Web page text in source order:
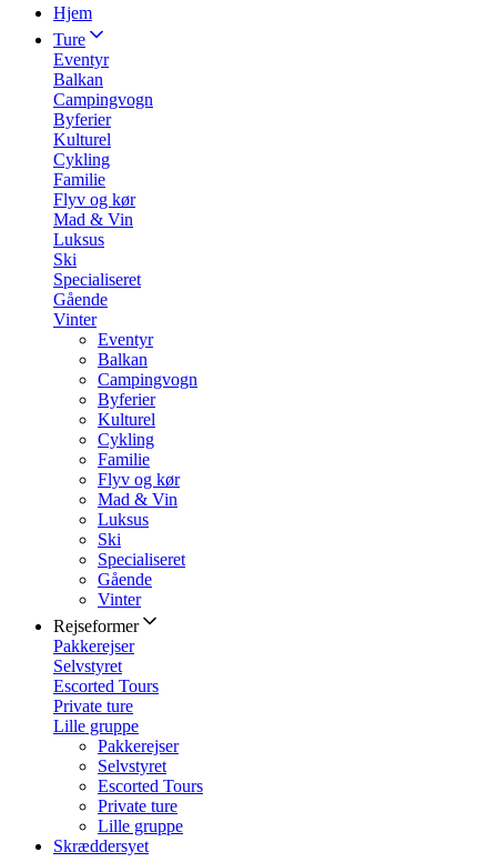
Hjem
Ture
Eventyr
Balkan
Campingvogn
Byferier
Kulturel
Cykling
Familie
Flyv og kør
Mad & Vin
Luksus
Ski
Specialiseret
Gående
Vinter
Eventyr
Balkan
Campingvogn
Byferier
Kulturel
Cykling
Familie
Flyv og kør
Mad & Vin
Luksus
Ski
Specialiseret
Gående
Vinter
Rejseformer
Pakkerejser
Selvstyret
Escorted Tours
Private ture
Lille gruppe
Pakkerejser
Selvstyret
Escorted Tours
Private ture
Lille gruppe
Skræddersyet